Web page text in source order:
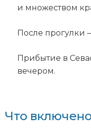
и множеством
После прогулки
Прибытие в
вечером.
Что